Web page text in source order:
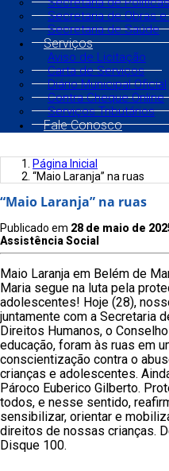
Secretaria de Obras
Secretaria de Saúde
Serviços
Aviso de Licitação
Carta de Serviços
Diário Municipal Oficial
Contra Cheque Online
Serviços Tributários
Fale Conosco
Página Inicial
“Maio Laranja” na ruas
“Maio Laranja” na ruas
Publicado em 28 de maio de
Assistência Social
Maio Laranja em Belém de
Maria segue na luta pela
adolescentes! Hoje (28),
juntamente com a Secretaria
Direitos Humanos, o
educação, foram às ruas em
conscientização contra o
crianças e adolescentes.
Pároco Euberico Gilberto.
todos, e nesse sentido,
sensibilizar, orientar e
direitos de nossas crianças.
Disque 100.